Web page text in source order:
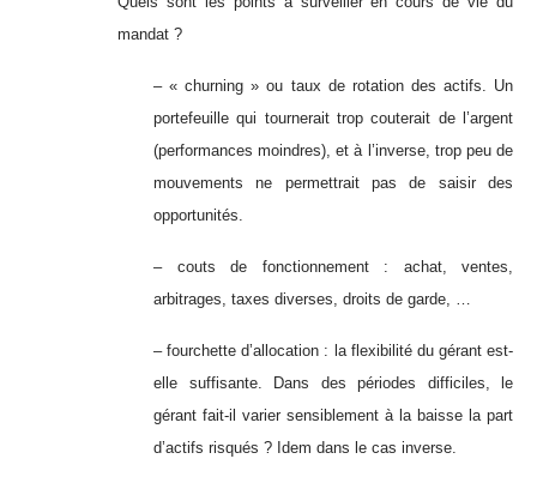
mandat ?
– « churning » ou taux de rotation des actifs. Un
portefeuille qui tournerait trop couterait de l’argent
(performances moindres), et à l’inverse, trop peu de
mouvements ne permettrait pas de saisir des
opportunités.
– couts de fonctionnement : achat, ventes,
arbitrages, taxes diverses, droits de garde, …
– fourchette d’allocation : la flexibilité du gérant est-
elle suffisante. Dans des périodes difficiles, le
gérant fait-il varier sensiblement à la baisse la part
d’actifs risqués ? Idem dans le cas inverse.